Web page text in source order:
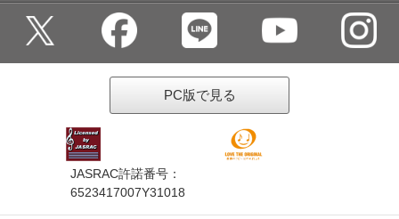
PC版で見る
JASRAC許諾番号：
6523417007Y31018